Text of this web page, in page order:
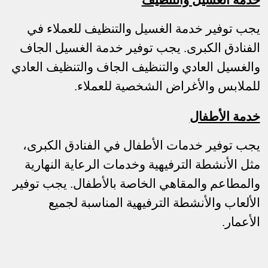
يجب توفير خدمة الغسيل والتنظيف للعملاء في
الفنادق الكبرى. يجب توفير خدمة الغسيل الجاف
والغسيل العادي والتنظيف الجاف والتنظيف العادي
للملابس والأغراض الشخصية للعملاء.
خدمة الأطفال
يجب توفير خدمات الأطفال في الفنادق الكبرى،
مثل الأنشطة الترفيهية وخدمات الرعاية النهارية
والمطاعم والمقاهي الخاصة بالأطفال. يجب توفير
الألعاب والأنشطة الترفيهية المناسبة لجميع
الأعمار.